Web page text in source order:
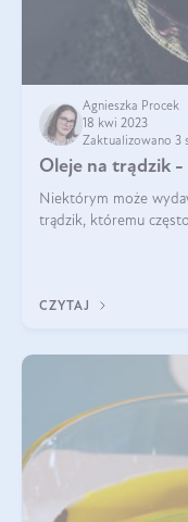
Agnieszka Procek
18 kwi 2023
Zaktualizowano 3
Oleje na trądzik
Niektórym może
trądzik, któremu
CZYTAJ